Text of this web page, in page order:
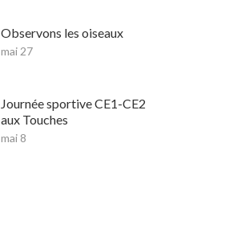
Observons les oiseaux
mai 27
Journée sportive CE1-CE2
aux Touches
mai 8